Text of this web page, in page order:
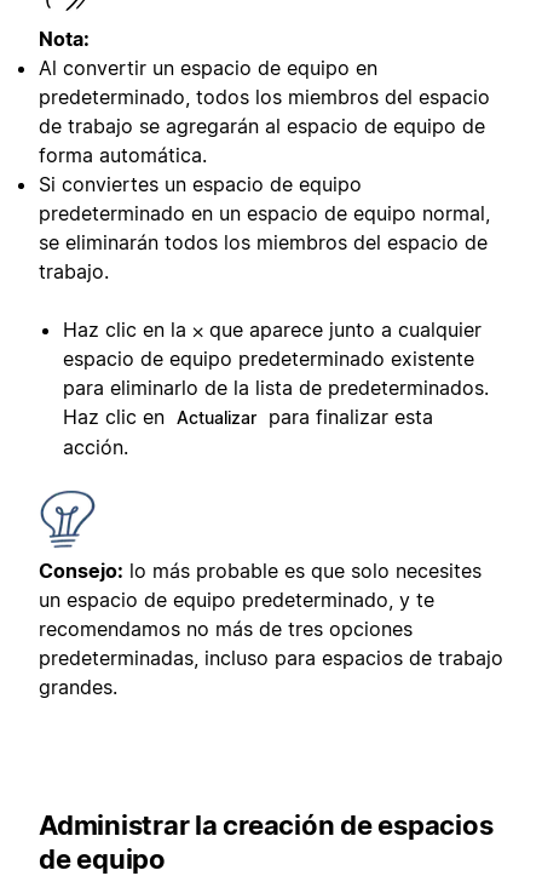
Nota:
Al convertir un espacio de equipo en
predeterminado, todos los miembros del espacio
de trabajo se agregarán al espacio de equipo de
forma automática.
Si conviertes un espacio de equipo
predeterminado en un espacio de equipo normal,
se eliminarán todos los miembros del espacio de
trabajo.
Haz clic en la ⨉ que aparece junto a cualquier
espacio de equipo predeterminado existente
para eliminarlo de la lista de predeterminados.
Haz clic en Actualizar
para finalizar esta
acción.
Consejo: lo más probable es que solo necesites
un espacio de equipo predeterminado, y te
recomendamos no más de tres opciones
predeterminadas, incluso para espacios de trabajo
grandes.
Administrar la creación de espacios
de equipo